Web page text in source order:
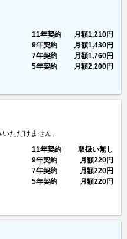
11年契約 月額1,210円
9年契約
月額1,430円
7年契約
月額1,760円
5年契約
月額2,200円
ただけません。
11年契約
取扱い無し
9年契約
月額220円
7年契約
月額220円
5年契約
月額220円